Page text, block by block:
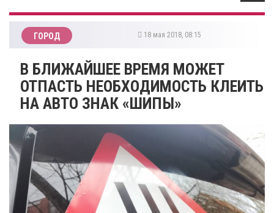
ГОРОД 18 мая 2018, 08:15
В БЛИЖАЙШЕЕ ВРЕМЯ МОЖЕТ
ОТПАСТЬ НЕОБХОДИМОСТЬ КЛЕИТЬ
НА АВТО ЗНАК «ШИПЫ»